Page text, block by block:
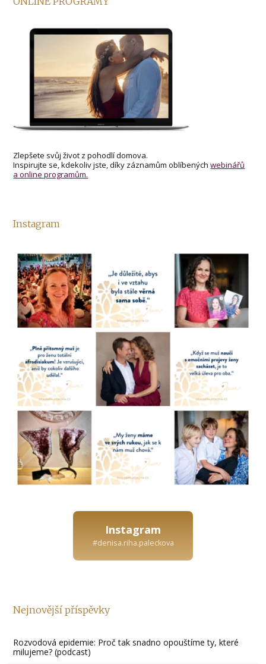
Zlepšete svůj život z pohodlí domova.
Inspirujte se, kdekoliv jste, díky záznamům oblíbenýchwebinářů
a online programům.
Instagram
Instagram
#denisa.riha.paleckova
Nejnovější příspěvky
Rozvodová epidemie: Proč tak snadno opouštíme ty, které
milujeme? (podcast)